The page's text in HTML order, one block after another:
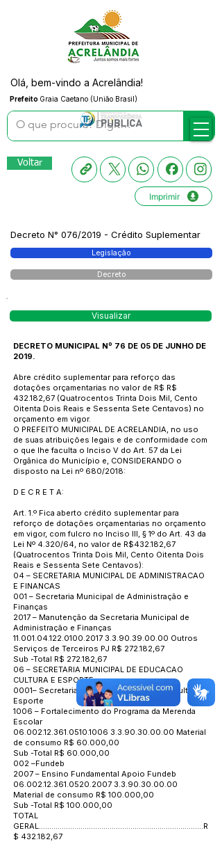
Prefeito Graia Caetano (União Brasil)
Olá, bem-vindo a Acrelândia!
Voltar
Imprimir
Decreto N° 076/2019 - Crédito Suplementar
Legislação
Decreto
Visualizar
DECRETO MUNICIPAL Nº 76 DE 05 DE JUNHO DE
2019.
Abre crédito suplementar para reforço das
dotações orçamentarias no valor de R$ R$
432.182,67 (Quatrocentos Trinta Dois Mil, Cento
Oitenta Dois Reais e Sessenta Sete Centavos) no
orçamento em vigor.
O PREFEITO MUNICIPAL DE ACRELANDIA, no uso
de suas atribuições legais e de conformidade com
o que lhe faculta o Inciso V do Art. 57 da Lei
Orgânica do Município e, CONSIDERANDO o
disposto na Lei nº 680/2018:
D E C R E T A:
Art. 1.º Fica aberto crédito suplementar para
reforço de dotações orçamentarias no orçamento
em vigor, com fulcro no Inciso III, § 1º do Art. 43 da
Lei Nº 4.320/64, no valor de R$432.182,67
(Quatrocentos Trinta Dois Mil, Cento Oitenta Dois
Reais e Sessenta Sete Centavos):
04 – SECRETARIA MUNICIPAL DE ADMINISTRACAO
E FINANCAS
001 – Secretaria Municipal de Administração e
Finanças
2017 – Manutenção da Secretaria Municipal de
Administração e Finanças
11.001.04.122.0100.2017 3.3.90.39.00.00 Outros
Serviços de Terceiros PJ R$ 272.182,67
Sub -Total R$ 272.182,67
06 – SECRETARIA MUNICIPAL DE EDUCACAO
CULTURA E ESPORTE
0001– Secretaria Municipal de Educação, Cultura e
Esporte
1006 – Fortalecimento do Programa da Merenda
Escolar
06.002.12.361.0510.1006 3.3.90.30.00.00 Material
de consumo R$ 60.000,00
Sub -Total R$ 60.000,00
002 –Fundeb
2007 – Ensino Fundamental Apoio Fundeb
06.002.12.361.0520.2007 3.3.90.30.00.00
Material de consumo R$ 100.000,00
Sub -Total R$ 100.000,00
TOTAL
GERAL...............................................................................R
$ 432.182,67